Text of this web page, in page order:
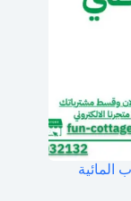
المائية